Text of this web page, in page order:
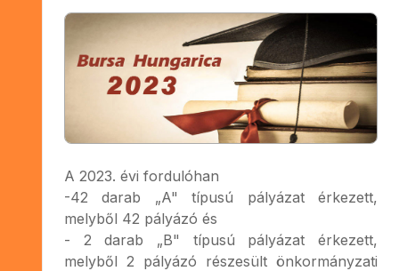
A 2023. évi fordulóhan
-42 darab „A" típusú pályázat érkezett,
melyből 42 pályázó és
- 2 darab „B" típusú pályázat érkezett,
melyből 2 pályázó részesült önkormányzati